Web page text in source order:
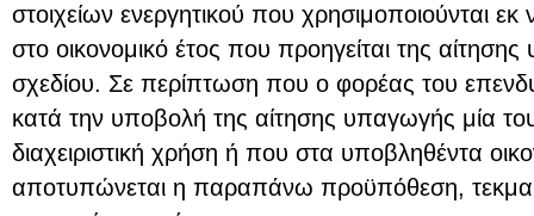
στοιχείων ενεργητικού που χρησιμοποιούνται
στο οικονομικό έτος που προηγείται της
σχεδίου. Σε περίπτωση που ο φορέας του
κατά την υποβολή της αίτησης υπαγωγής μία
διαχειριστική χρήση ή που στα υποβληθέντα
αποτυπώνεται η παραπάνω προϋπόθεση,